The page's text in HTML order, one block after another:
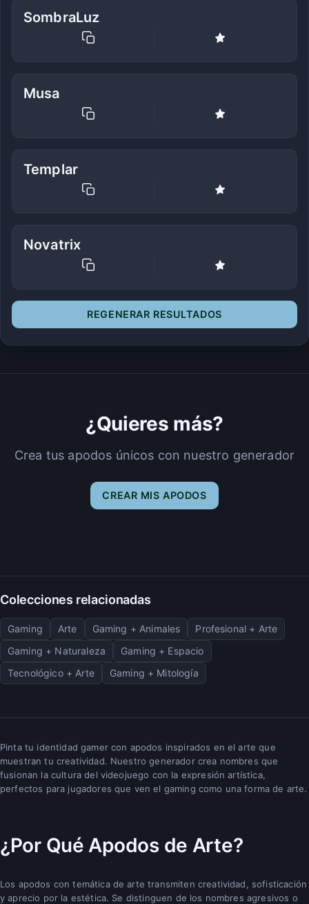
SombraLuz
Musa
Templar
Novatrix
REGENERAR RESULTADOS
¿Quieres más?
Crea tus apodos únicos con nuestro generador
CREAR MIS APODOS
Colecciones relacionadas
Gaming Arte Gaming + Animales
Profesional + Arte
Gaming + Naturaleza
Gaming + Espacio
Tecnológico + Arte
Gaming + Mitología
Pinta tu identidad gamer con apodos inspirados en el arte que
muestran tu creatividad. Nuestro generador crea nombres que
fusionan la cultura del videojuego con la expresión artística,
perfectos para jugadores que ven el gaming como una forma de arte.
¿Por Qué Apodos de Arte?
Los apodos con temática de arte transmiten creatividad, sofisticación
y aprecio por la estética. Se distinguen de los nombres agresivos o